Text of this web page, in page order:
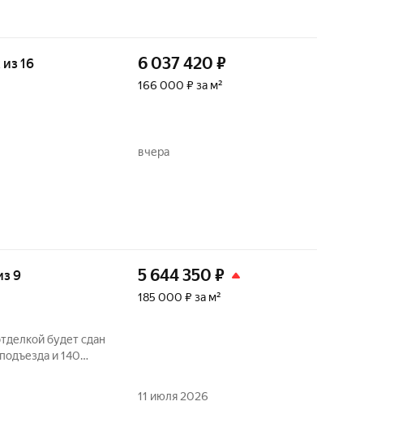
из 16 6 037 420 ₽
166 000 ₽ за м²
вчера
9
будет сдан
освещение,
5 644 350 ₽
185 000 ₽ за м²
11 июля 2026